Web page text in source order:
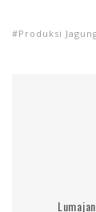
Produksi